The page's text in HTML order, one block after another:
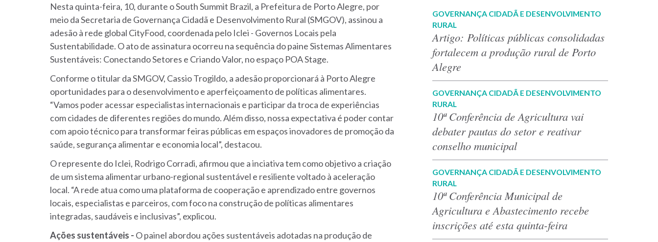
Nesta quinta-feira, 10, durante o South Summit Brazil, a Prefeitura de Porto Alegre, por
meio da Secretaria de Governança Cidadã e Desenvolvimento Rural (SMGOV), assinou a
adesão à rede global CityFood, coordenada pelo Iclei - Governos Locais pela
Sustentabilidade. O ato de assinatura ocorreu na sequência do paine Sistemas Alimentares
Sustentáveis: Conectando Setores e Criando Valor, no espaço POA Stage.
Conforme o titular da SMGOV, Cassio Trogildo, a adesão proporcionará à Porto Alegre
oportunidades para o desenvolvimento e aperfeiçoamento de políticas alimentares.
“Vamos poder acessar especialistas internacionais e participar da troca de experiências
com cidades de diferentes regiões do mundo. Além disso, nossa expectativa é poder contar
com apoio técnico para transformar feiras públicas em espaços inovadores de promoção da
saúde, segurança alimentar e economia local”, destacou.
O represente do Iclei, Rodrigo Corradi, afirmou que a inciativa tem como objetivo a criação
de um sistema alimentar urbano-regional sustentável e resiliente voltado à aceleração
local. “A rede atua como uma plataforma de cooperação e aprendizado entre governos
locais, especialistas e parceiros, com foco na construção de políticas alimentares
integradas, saudáveis e inclusivas”, explicou.
Ações sustentáveis - O painel abordou ações sustentáveis adotadas na produção de
GOVERNANÇA CIDADÃ E DESENVOLVIMENTO
RURAL
Artigo: Políticas públicas consolidadas
fortalecem a produção rural de Porto
Alegre
GOVERNANÇA CIDADÃ E DESENVOLVIMENTO
RURAL
10ª Conferência de Agricultura vai
debater pautas do setor e reativar
conselho municipal
GOVERNANÇA CIDADÃ E DESENVOLVIMENTO
RURAL
10ª Conferência Municipal de
Agricultura e Abastecimento recebe
inscrições até esta quinta-feira